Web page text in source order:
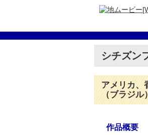
シチズン
アメリカ、
（ブラジ
作品概要